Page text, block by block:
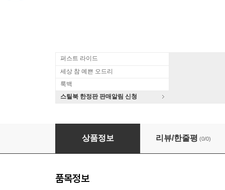
퍼스트 라이드
세상 참 예쁜 오드리
룩백
스틸북 한정판 판매알림 신청
캐롤송 모음집 (Dream a Dream)(CD) -
상품정보 리뷰/한줄평 (0/0)
품목정보